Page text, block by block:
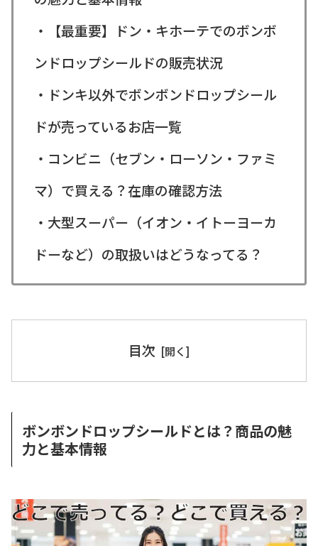
・【最重要】ドン・キホーテでのボンボ
ンドロップシールドの販売状況
・ドンキ以外でボンボンドロップシール
ドが売っているお店一覧
・コンビニ（セブン・ローソン・ファミ
マ）で買える？在庫の確認方法
・大型スーパー（イオン・イトーヨーカ
ドーなど）の取扱いはどうなってる？
目次
ボンボンドロップシールドとは？商品の魅
力と基本情報